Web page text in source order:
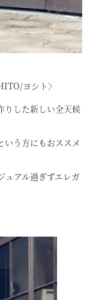
ヨシト〉
りした新しい全天候
う方にもおススメ
ュアル過ぎずエレガ